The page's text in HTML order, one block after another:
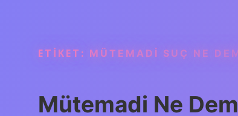
ETIKET: MÜTEMADI SUÇ NE
Mütemadi Ne